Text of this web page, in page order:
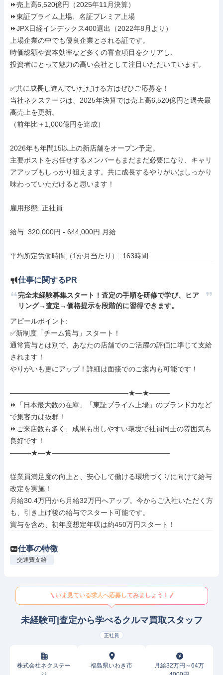
⏩️売上高6,520億円（2025年11月決算）
⏩️東証プライム上場、名証プレミア上場
⏩️JPX日経インデックス400選出（2022年8月より）
上場企業の中でも優良企業とされる証です。
時価総額や資本効率など多くの審査項目をクリアし、
投資者にとって魅力の高い会社として注目いただいています。
✅共に成長し進んでいただける方はぜひご応募を！
当社ネクステージは、2025年決算では売上高6,520億円と過去最
高売上を更新。
（前年比＋1,000億円を達成）
2026年も年間15以上の新店舗をオープン予定。
主要ポストをお任せするメンバーもまだまだ必要になり、キャリ
アアップもしっかり狙えます。共に成長するやりがいはしっかり
味わっていただけると思います！
雇用形態: 正社員
給与: 320,000円 - 644,000円 月給
平均所定労働時間（1か月当たり）: 163時間
仕事に関するPR
完全未経験募集スタート！査定の手順を研修で学び、ヒア
リング→査定→価格提示を段階的に習得できます。
アピールポイント:
✅新制度「チーム賞与」スタート！
通常賞与とは別で、あなたの店舗でのご活躍の評価に準じて支給
されます！
やりがいも更にアップ！詳細は面接でのご案内も可能です！
―――――――――――――――――★―★―――
⏩️「日本最大数の在庫」「東証プライム上場」のブランド力など
で集客力は抜群！
⏩️ご来店数も多く、成果も出しやすい環境で社員同士の雰囲気も
良好です！
―――★―★―――――――――――――――――
従業員満足度の向上と、安心して働ける環境づくりに向けて給与
改定を実施！
月給30.4万円から月給32万円へアップ。今からご入社いただく方
も、引き上げ後の給与でスタート可能です。
賞与を含め、初年度想定年収は約450万円スタート！
仕事の特徴
交通費支給
いま見ている求人へ応募してみましょう！
未経験可|査定から学べるクルマ買取スタッフ
正社員
株式会社ネクステー
福島県いわき市
月給32万円～64万